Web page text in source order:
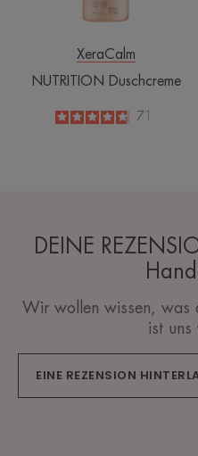
XeraCalm
NUTRITION Duschcreme
4.8
/
5
71
DEINE
Wir wollen wissen, was
ist uns
EINE REZENSION